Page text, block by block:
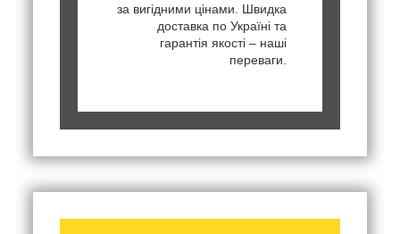
за вигідними цінами. Швидка
доставка по Україні та
гарантія якості – наші
переваги.